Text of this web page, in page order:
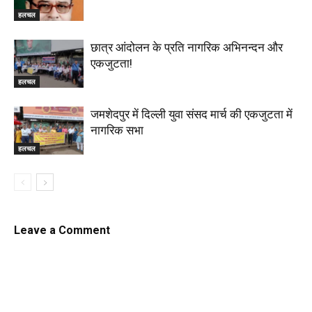
हलचल
हलचल
छात्र आंदोलन के प्रति नागरिक अभिनन्दन और
एकजुटता!
हलचल
जमशेदपुर में दिल्ली युवा संसद मार्च की एकजुटता में
नागरिक सभा
Leave a Comment